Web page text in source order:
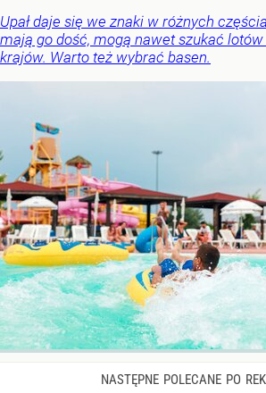
Upał daje się we znaki w różnych
mają go dość, mogą nawet szukać lotów
krajów. Warto też wybrać basen.